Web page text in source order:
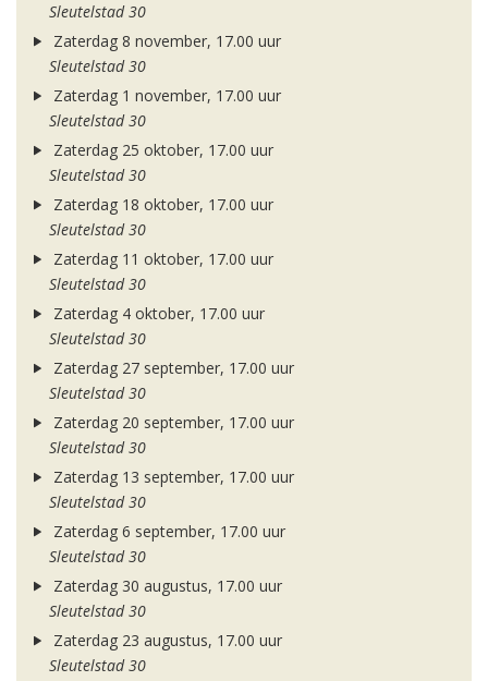
Sleutelstad 30
Zaterdag 8 november, 17.00 uur
Sleutelstad 30
Zaterdag 1 november, 17.00 uur
Sleutelstad 30
Zaterdag 25 oktober, 17.00 uur
Sleutelstad 30
Zaterdag 18 oktober, 17.00 uur
Sleutelstad 30
Zaterdag 11 oktober, 17.00 uur
Sleutelstad 30
Zaterdag 4 oktober, 17.00 uur
Sleutelstad 30
Zaterdag 27 september, 17.00 uur
Sleutelstad 30
Zaterdag 20 september, 17.00 uur
Sleutelstad 30
Zaterdag 13 september, 17.00 uur
Sleutelstad 30
Zaterdag 6 september, 17.00 uur
Sleutelstad 30
Zaterdag 30 augustus, 17.00 uur
Sleutelstad 30
Zaterdag 23 augustus, 17.00 uur
Sleutelstad 30